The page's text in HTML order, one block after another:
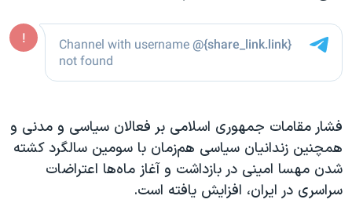
فشار مقامات جمهوری اسلامی بر فعالان سیاسی و مدنی و
همچنین زندانیان سیاسی هم‌زمان با سومین سالگرد کشته
شدن مهسا امینی در بازداشت و آغاز ماه‌ها اعتراضات
سراسری در ایران، افزایش یافته است.